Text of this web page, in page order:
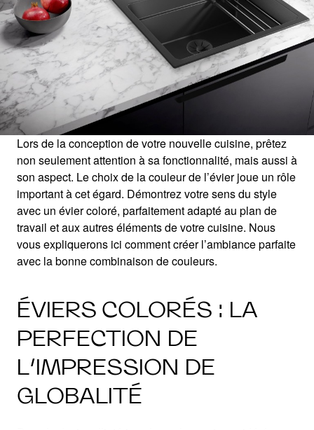
Lors de la conception de votre nouvelle cuisine, prêtez
non seulement attention à sa fonctionnalité, mais aussi à
son aspect. Le choix de la couleur de l’évier joue un rôle
important à cet égard. Démontrez votre sens du style
avec un évier coloré, parfaitement adapté au plan de
travail et aux autres éléments de votre cuisine. Nous
vous expliquerons ici comment créer l’ambiance parfaite
avec la bonne combinaison de couleurs.
ÉVIERS COLORÉS : LA
PERFECTION DE
L’IMPRESSION DE
GLOBALITÉ